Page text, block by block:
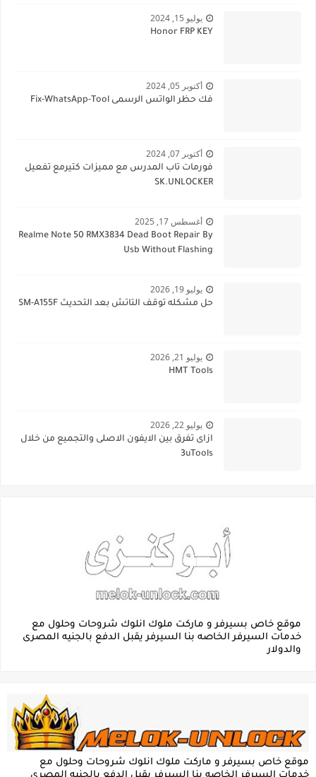
يوليو 15, 2024
Honor FRP KEY
أكتوبر 05, 2024
فك حظر الواتس الرسمى Fix-WhatsApp-Tool
أكتوبر 07, 2024
فورمات تاب المدرس مع مميزات كتيرمع تفعيل
SK.UNLOCKER
أغسطس 17, 2025
Realme Note 50 RMX3834 Dead Boot Repair By
Usb Without Flashing
يوليو 19, 2026
حل مشكله توقف التاتش بعد التحديث SM-A155F
يوليو 21, 2026
HMT Tools
يوليو 22, 2026
ازاى تفرق بين الايفون الاصلى والتجميع من خلال
3uTools
موقع خاص بسيرفر و ماركت ملوك انلوك شروحات وحلول مع
خدمات السيرفر الخاصه بنا السيرفر يقبل الدفع بالجنيه المصرى
والدولار
موقع خاص بسيرفر و ماركت ملوك انلوك شروحات وحلول مع